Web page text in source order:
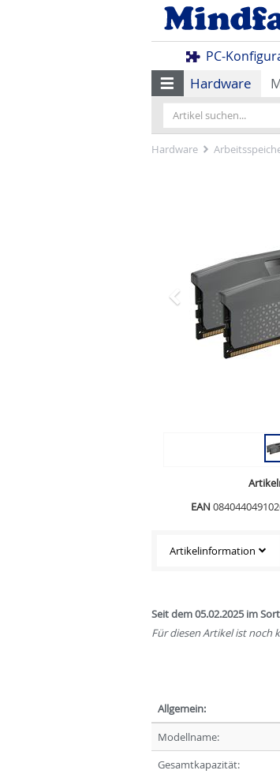
PC-
Hardware
Hardware
EAN
Artikelinformation
Seit dem 05.02.2025 im
Für diesen Artikel ist noch
Allgemein:
Modellname:
Gesamtkapazität: